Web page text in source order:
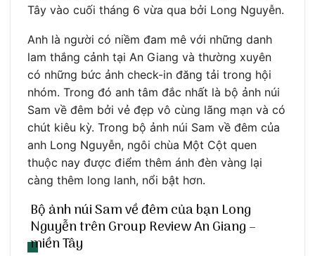
Tây vào cuối tháng 6 vừa qua bởi Long Nguyễn.
Anh là người có niềm đam mê với những danh
lam thắng cảnh tại An Giang và thường xuyên
có những bức ảnh check-in đăng tải trong hội
nhóm. Trong đó anh tâm đắc nhất là bộ ảnh núi
Sam về đêm bởi vẻ đẹp vô cùng lãng mạn và có
chút kiêu kỳ. Trong bộ ảnh núi Sam về đêm của
anh Long Nguyễn, ngôi chùa Một Cột quen
thuộc nay được điểm thêm ánh đèn vàng lại
càng thêm long lanh, nổi bật hơn.
Bộ ảnh núi Sam về đêm của bạn Long
Nguyễn trên Group Review An Giang –
miền Tây